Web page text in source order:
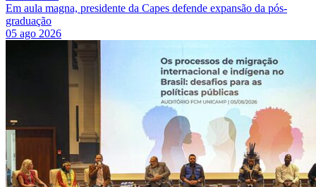
Em aula magna, presidente da Capes defende expansão da pós-
graduação
05 ago 2026